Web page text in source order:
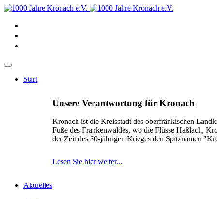
Start
Unsere Verantwortung für Kronach
Kronach ist die Kreisstadt des oberfränkischen
Fuße des Frankenwaldes, wo die Flüsse Haßlach,
der Zeit des 30-jährigen Krieges den Spitznamen
Lesen Sie hier weiter...
Aktuelles